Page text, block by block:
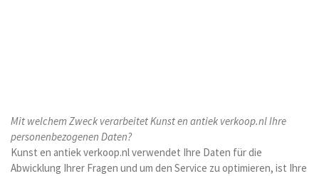
Mit welchem Zweck verarbeitet Kunst en antiek verkoop.nl Ihre
personenbezogenen Daten?
Kunst en antiek verkoop.nl verwendet Ihre Daten für die
Abwicklung Ihrer Fragen und um den Service zu optimieren, ist Ihre